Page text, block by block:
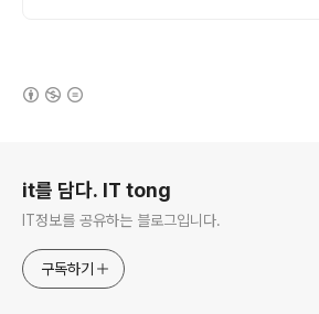
it를 담다. IT tong
IT정보를 공유하는 블로그입니다.
구독하기